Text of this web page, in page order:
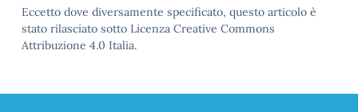
Eccetto dove diversamente specificato, questo articolo è
stato rilasciato sotto Licenza Creative Commons
Attribuzione 4.0 Italia.